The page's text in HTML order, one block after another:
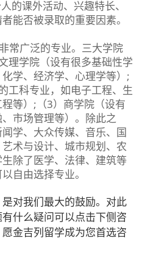
的课外活动、兴趣特长、
能否被录取的重要因素。
常广泛的专业。三大学院
理学院（设有很多基础性学
学、经济学、心理学等）;
工科专业，如电子工程、生
等）;（3）商学院（设有
市场管理等）。除此之
学、大众传媒、音乐、国
术与设计、城市规划、农
除了医学、法律、建筑等
自由选择专业。
对我们最大的鼓励。对此
什么疑问可以点击下侧咨
金吉列留学成为您首选咨